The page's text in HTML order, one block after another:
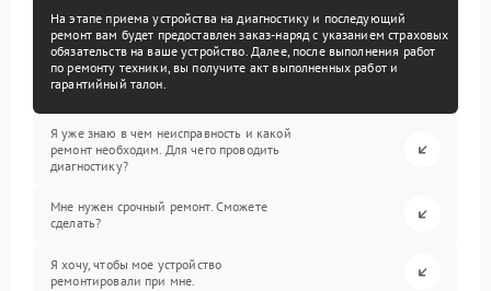
На этапе приема устройства на диагностику и последующий
ремонт вам будет предоставлен заказ-наряд с указанием страховых
обязательств на ваше устройство. Далее, после выполнения работ
по ремонту техники, вы получите акт выполненных работ и
гарантийный талон.
Я уже знаю в чем неисправность и какой
ремонт необходим. Для чего проводить
диагностику?
Мне нужен срочный ремонт. Сможете
сделать?
Я хочу, чтобы мое устройство
ремонтировали при мне.